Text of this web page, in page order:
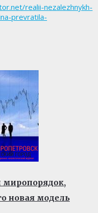
realii-nezalezhnykh-
prevratila-
миропорядок,
новая модель